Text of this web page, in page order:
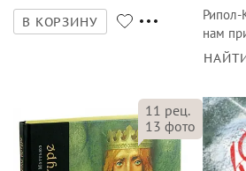
В КОРЗИНУ
Рипол-
нам
11 рец.
13 фото